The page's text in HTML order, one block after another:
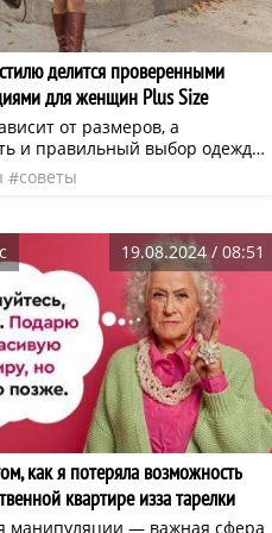
делится проверенными
для женщин Plus Size
от размеров, а
и правильный выбор одежды
достоинства фигуры. В
эксперт по стилю делится
Size. Девушкам plus size как
знакома проблема с
гардероба. Стоит
неправильно – силуэт тут
объемным и бесформенным.
советы
19.08.2024 / 08:51
как я потеряла возможность
квартире изза тарелки
манипуляции — важная сфера